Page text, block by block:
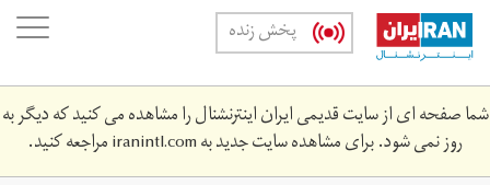
Skip
main
content
پخش زنده
شما صفحه ای از سایت قدیمی ایران اینترنشنال را مشاهده می کنید که دیگر به
روز نمی شود. برای مشاهده سایت جدید بهiranintl.comمراجعه کنید.